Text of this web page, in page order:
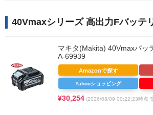
40Vmaxシリーズ 高出力Fバッテ
マキタ(Makita) 40Vmaxバッ
A-69939
¥30,254 (2026/08/09 00:22:23時点
Amazonで探す
Yahooショッピング